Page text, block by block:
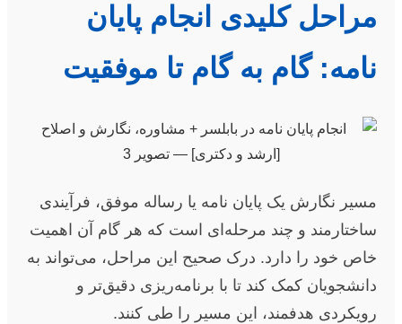
مراحل کلیدی انجام پایان
نامه: گام به گام تا موفقیت
مسیر نگارش یک پایان نامه یا رساله موفق، فرآیندی
ساختارمند و چند مرحله‌ای است که هر گام آن اهمیت
خاص خود را دارد. درک صحیح این مراحل، می‌تواند به
دانشجویان کمک کند تا با برنامه‌ریزی دقیق‌تر و
رویکردی هدفمند، این مسیر را طی کنند.